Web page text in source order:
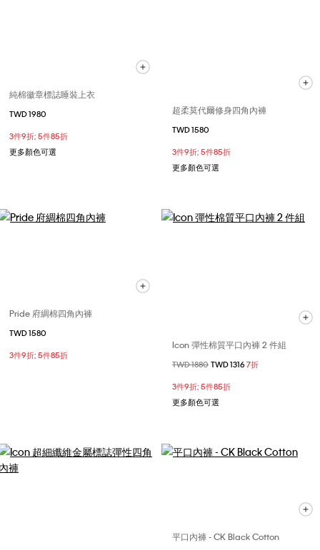
純棉徽章標誌睡裝上衣
TWD 1980
3件9折; 5件85折
更多顏色可選
超柔莫代爾修身四角內褲
TWD 1580
3件9折; 5件85折
更多顏色可選
Pride 府綢棉四角內褲
TWD 1580
3件9折; 5件85折
Icon 彈性棉質平口內褲 2 件組
價格扣減從
TWD 1880 至
TWD 13167折
3件9折; 5件85折
更多顏色可選
平口內褲 - CK Black Cotton